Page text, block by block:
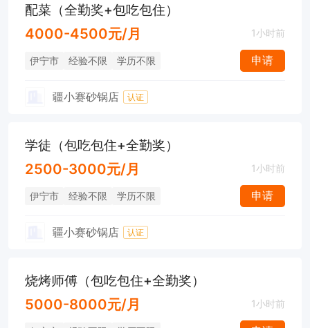
配菜（全勤奖+包吃包住）
4000-4500元/月 1小时前
伊宁市 经验不限 学历不限 申请
疆小赛砂锅店 认证
学徒（包吃包住+全勤奖）
2500-3000元/月 1小时前
伊宁市 经验不限 学历不限 申请
疆小赛砂锅店 认证
烧烤师傅（包吃包住+全勤奖）
5000-8000元/月 1小时前